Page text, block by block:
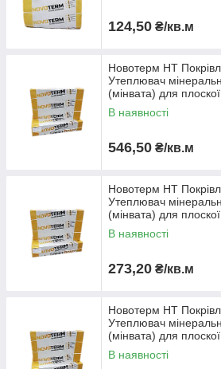
124,50 ₴/кв.м
Новотерм НТ
Утеплювач
(мінвата) для
В наявності
546,50 ₴/кв.м
Новотерм НТ
Утеплювач
(мінвата) для
В наявності
273,20 ₴/кв.м
Новотерм НТ
Утеплювач
(мінвата) для
В наявності